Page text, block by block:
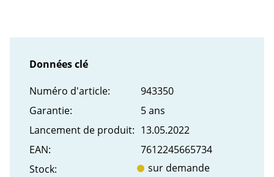
Données clé
Numéro d'article:
943350
Garantie:
5 ans
Lancement de produit: 13.05.2022
EAN:
7612245665734
Stock:
sur demande